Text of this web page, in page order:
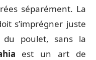
séparément. La
s’imprégner juste
du poulet, sans la
est un art de